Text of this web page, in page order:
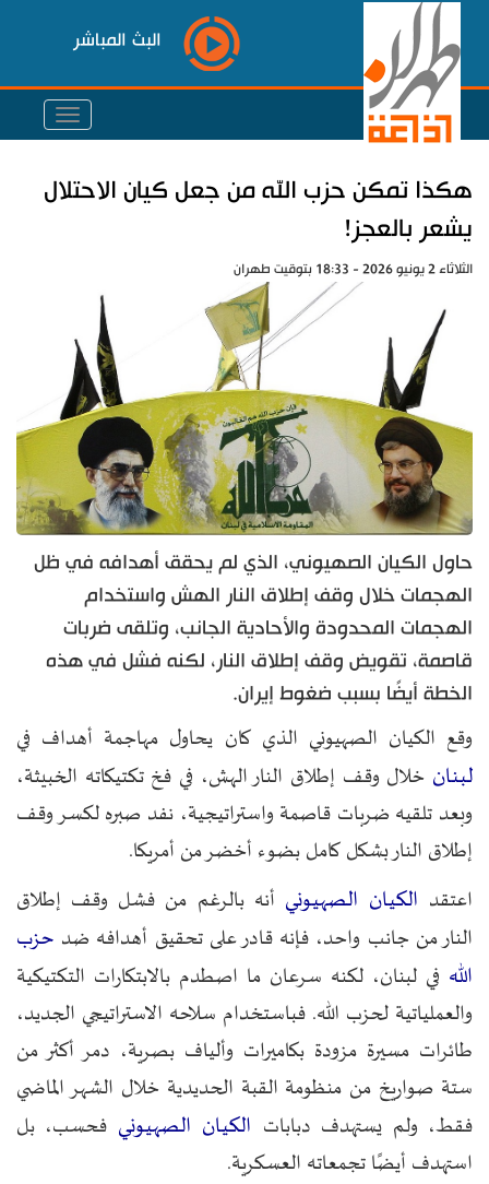
البث المباشر
هكذا تمكن حزب الله من جعل كيان الاحتلال
يشعر بالعجز!
الثلاثاء 2 يونيو 2026 - 18:33 بتوقيت طهران
حاول الكيان الصهيوني، الذي لم يحقق أهدافه في ظل
الهجمات خلال وقف إطلاق النار الهش واستخدام
الهجمات المحدودة والأحادية الجانب، وتلقى ضربات
قاصمة، تقويض وقف إطلاق النار، لكنه فشل في هذه
الخطة أيضًا بسبب ضغوط إيران.
وقع الكيان الصهيوني الذي كان يحاول مهاجمة أهداف في
لبنان خلال وقف إطلاق النار الهش، في فخ تكتيكاته الخبيثة،
وبعد تلقيه ضربات قاصمة واستراتيجية، نفد صبره لكسر وقف
إطلاق النار بشكل كامل بضوء أخضر من أمريكا.
اعتقد الكيان الصهيوني أنه بالرغم من فشل وقف إطلاق
النار من جانب واحد، فإنه قادر على تحقيق أهدافه ضد حزب
الله في لبنان، لكنه سرعان ما اصطدم بالابتكارات التكتيكية
والعملياتية لحزب الله. فباستخدام سلاحه الاستراتيجي الجديد،
طائرات مسيرة مزودة بكاميرات وألياف بصرية، دمر أكثر من
ستة صواريخ من منظومة القبة الحديدية خلال الشهر الماضي
فقط، ولم يستهدف دبابات الكيان الصهيوني فحسب، بل
استهدف أيضًا تجمعاته العسكرية.